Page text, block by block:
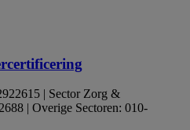
| Sector Zorg &
| Overige Sectoren: 010-